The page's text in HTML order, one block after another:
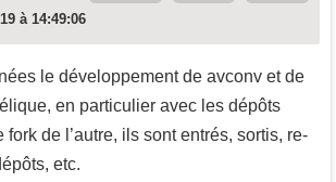
à 14:49:06
le développement de avconv et de
en particulier avec les dépôts
fork de l’autre, ils sont entrés, sortis, re-
etc.